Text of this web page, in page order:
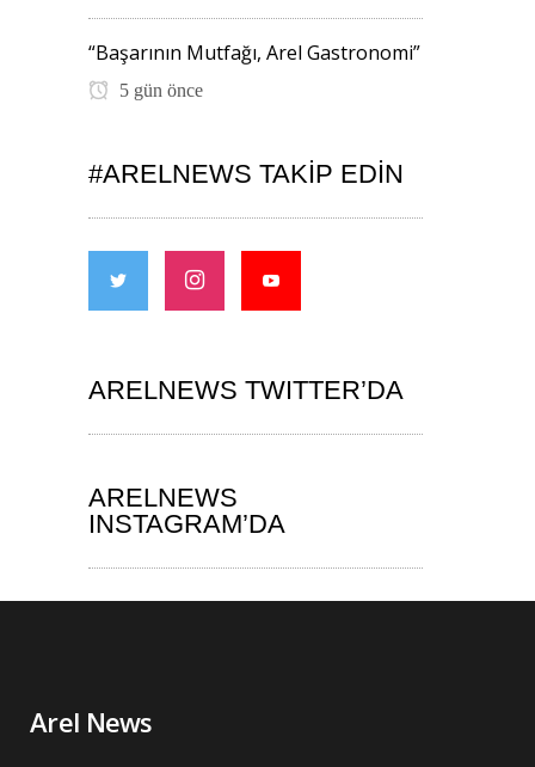
“Başarının Mutfağı, Arel Gastronomi”
5 gün önce
#ARELNEWS TAKIP EDIN
ARELNEWS TWITTER’DA
ARELNEWS
INSTAGRAM’DA
Arel News